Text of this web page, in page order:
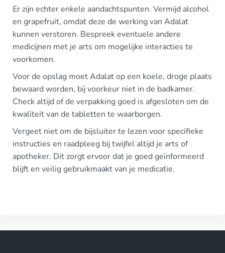
Er zijn echter enkele aandachtspunten. Vermijd alcohol
en grapefruit, omdat deze de werking van Adalat
kunnen verstoren. Bespreek eventuele andere
medicijnen met je arts om mogelijke interacties te
voorkomen.
Voor de opslag moet Adalat op een koele, droge plaats
bewaard worden, bij voorkeur niet in de badkamer.
Check altijd of de verpakking goed is afgesloten om de
kwaliteit van de tabletten te waarborgen.
Vergeet niet om de bijsluiter te lezen voor specifieke
instructies en raadpleeg bij twijfel altijd je arts of
apotheker. Dit zorgt ervoor dat je goed geïnformeerd
blijft en veilig gebruikmaakt van je medicatie.